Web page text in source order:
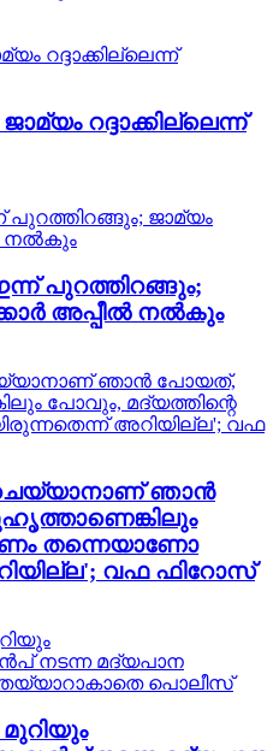
ജാമ്യം റദ്ദാക്കില്ലെന്ന്
ഇന്ന് പുറത്തിറങ്ങും;
അപ്പീല്‍ നല്‍കും
ചെയ്യാനാണ് ഞാന്‍
തന്നെയാണോ
വഫ ഫിറോസ്
മുറിയും